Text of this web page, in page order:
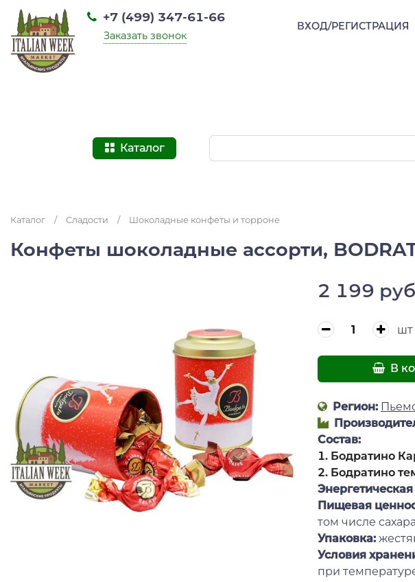
+7 (499) 347-61-66
Заказать звонок
ВХОД/РЕГИСТРАЦИЯ
Каталог
Каталог / Сладости / Шоколадные конфеты и торроне
Конфеты шоколадные ассорти,
2 199
шт
В
Регион:
Состав:
1. Бодратино
2. Бодратино
Пищевая
том числе
Упаковка:
Условия
при